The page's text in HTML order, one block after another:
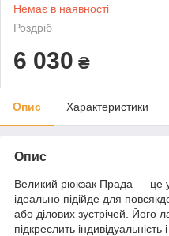
Немає в наявності
Роздріб
6 030 ₴
Опис Характеристики
Опис
Великий рюкзак Прада — це
ідеально підійде для
або ділових зустрічей. Його
підкреслить